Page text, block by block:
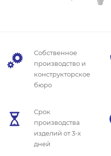
Собственное
производство и
конструкторское
бюро
Cрок
производства
изделий от 3-х
дней